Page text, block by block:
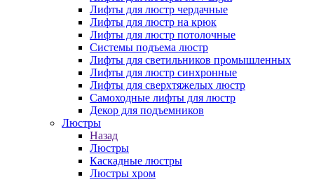
Лифты для люстр чердачные
Лифты для люстр на крюк
Лифты для люстр потолочные
Системы подъема люстр
Лифты для светильников промышленных
Лифты для люстр синхронные
Лифты для сверхтяжелых люстр
Самоходные лифты для люстр
Декор для подъемников
Люстры
Назад
Люстры
Каскадные люстры
Люстры хром